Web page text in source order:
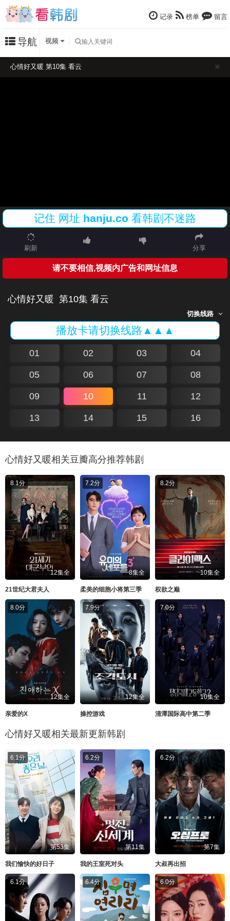
记录 榜单 留言
导航 视频
心情好又暖 第10集 看云
记住 网址 hanju.co 看韩剧不迷路
刷新 分享
请不要相信,视频内广告和网址信息
心情好又暖 第10集 看云
切换线路
播放卡请切换线路▲▲▲
01 02 03 04
05 06 07 08
09 10 11 12
13 14 15 16
心情好又暖相关豆瓣高分推荐韩剧
8.1分
12集全
21世纪大君夫人
7.2分
8集全
柔美的细胞小将第三季
8.2分
10集全
权欲之巅
8.0分
12集全
亲爱的X
7.9分
12集全
操控游戏
7.0分
10集全
清潭国际高中第二季
心情好又暖相关最新更新韩剧
6.1分
第53集
我们愉快的好日子
6.2分
第11集
我的王室死对头
6.2分
第7集
大叔再出招
6.1分 6.4分 6.0分